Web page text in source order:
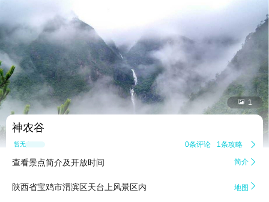
 1
神农谷
暂无点评 0条评论 1条攻略 
查看景点简介及开放时间 简介 
陕西省宝鸡市渭滨区天台上风景区内 地图 